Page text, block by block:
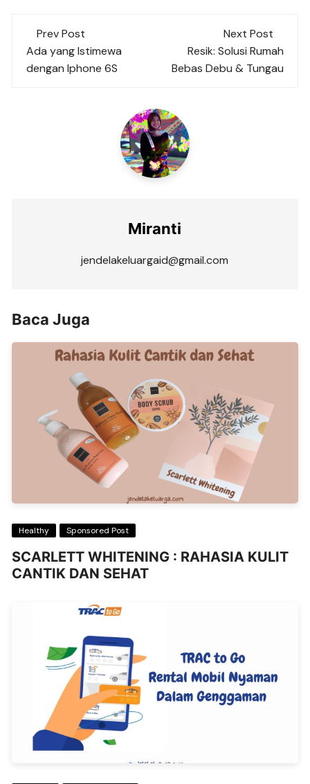
Post
navigation
Prev Post
Ada yang Istimewa
dengan Iphone 6S
Next Post
Resik: Solusi Rumah
Bebas Debu & Tungau
Miranti
jendelakeluargaid@gmail.com
Baca Juga
Healthy Sponsored Post
SCARLETT WHITENING : RAHASIA KULIT
CANTIK DAN SEHAT